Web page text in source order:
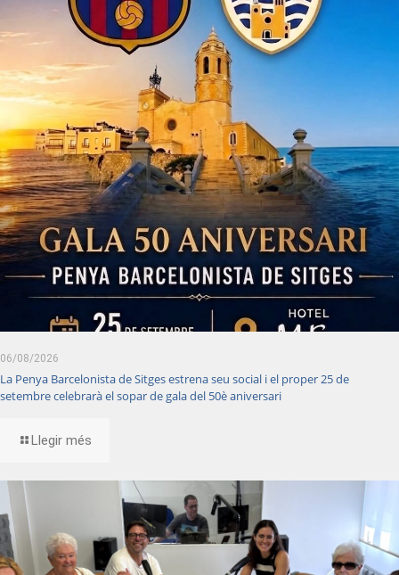
06/08/2026
La Penya Barcelonista de Sitges estrena seu social i el proper 25 de
setembre celebrarà el sopar de gala del 50è aniversari
Llegir més